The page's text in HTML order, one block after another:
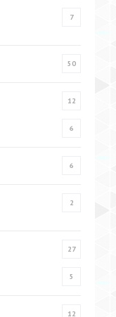
7
50
12
6
6
2
27
5
12